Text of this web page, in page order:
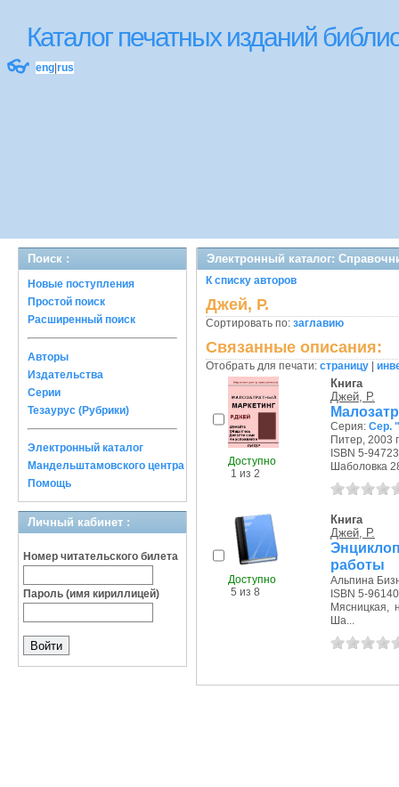
Каталог печатных изданий
👓 eng rus
Поиск :
Новые поступления
Простой поиск
Расширенный поиск
Авторы
Издательства
Серии
Тезаурус (Рубрики)
Электронный каталог
Мандельштамовского центра
Помощь
Личный кабинет :
Номер читательского билета
Пароль (имя кириллицей)
Электронный каталог:
К списку авторов
Джей, Р.
Сортировать по: заглавию
Связанные описания:
Отобрать для печати: страницу
Доступно
1 из 2
Книга
Джей, Р.
Серия: Сер.
Питер, 2003
ISBN 5-
Шаболовка
Доступно
5 из 8
Книга
Джей, Р.
работы
Альпина
ISBN 5-
Мясницкая,
Ша...